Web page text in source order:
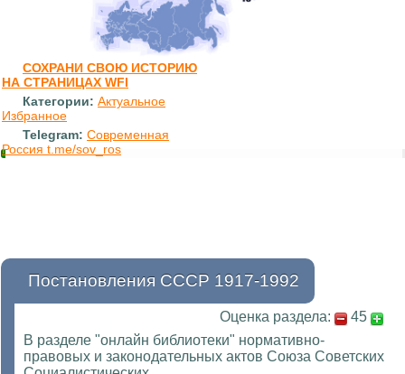
СОХРАНИ СВОЮ ИСТОРИЮ
НА СТРАНИЦАХ WFI
Категории: Актуальное
Избранное
Telegram: Современная
Россия t.me/sov_ros
Постановления СССР 1917-1992
Оценка раздела:
45
В разделе "онлайн библиотеки" нормативно-
правовых и законодательных актов Союза Советских